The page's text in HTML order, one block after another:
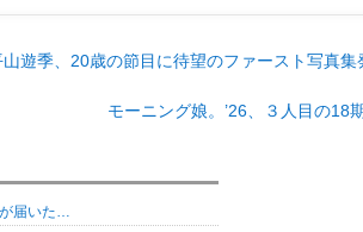
遊季、20歳の節目に待望のファースト写真
モーニング娘。’26、３人目の
が届いた…